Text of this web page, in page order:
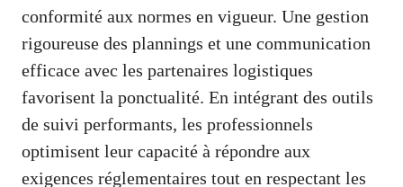
conformité aux normes en vigueur. Une gestion
rigoureuse des plannings et une communication
efficace avec les partenaires logistiques
favorisent la ponctualité. En intégrant des outils
de suivi performants, les professionnels
optimisent leur capacité à répondre aux
exigences réglementaires tout en respectant les